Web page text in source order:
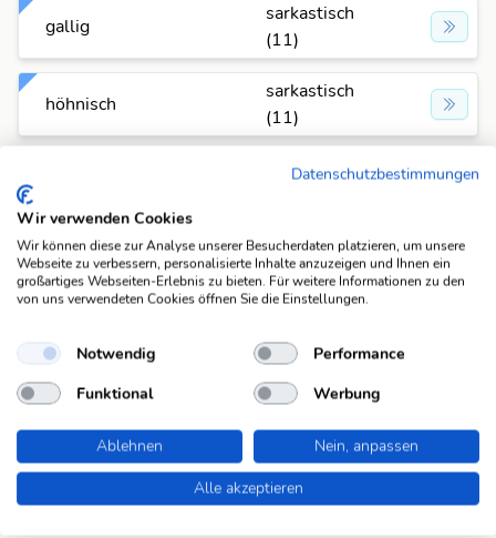
gallig
sarkastisch
(11)
höhnisch
sarkastisch
(11)
sarkastisch
spöttisch
sarkastisch
(11)
zynisch
(11)
Die KWDB ist dein zuverlässiger Partner für
verschiedene Arten von Rätseln, darunter Schüttelrätsel,
Anagramme, Brückenrätsel, Schwedenrätsel und
Datenschutzbestimmungen
Wir verwenden Cookies
Wir können diese zur Analyse unserer Besucherdaten platzieren, um unsere
Webseite zu verbessern, personalisierte Inhalte anzuzeigen und Ihnen ein
großartiges Webseiten-Erlebnis zu bieten. Für weitere Informationen zu den
von uns verwendeten Cookies öffnen Sie die Einstellungen.
Notwendig
Performance
Funktional
Werbung
Ablehnen
Nein, anpassen
Alle akzeptieren